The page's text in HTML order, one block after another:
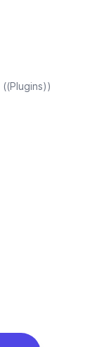
((Plugins))